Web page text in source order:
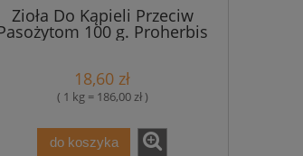
Zioła Do Kąpieli Przeciw
100 g. Proherbis
18,60 zł
( 1 kg = 186,00 zł )
do koszyka